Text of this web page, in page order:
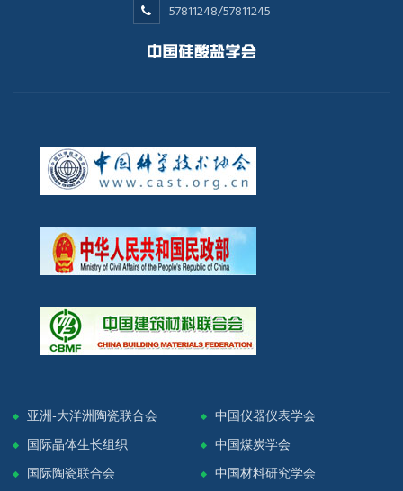
57811248/57811245
亚洲-大洋洲陶瓷联合会
中国仪器仪表学会
国际晶体生长组织
中国煤炭学会
国际陶瓷联合会
中国材料研究学会